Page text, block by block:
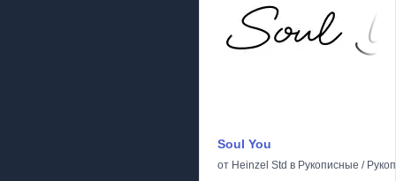
Soul You
от Heinzel Std в Рукописные /